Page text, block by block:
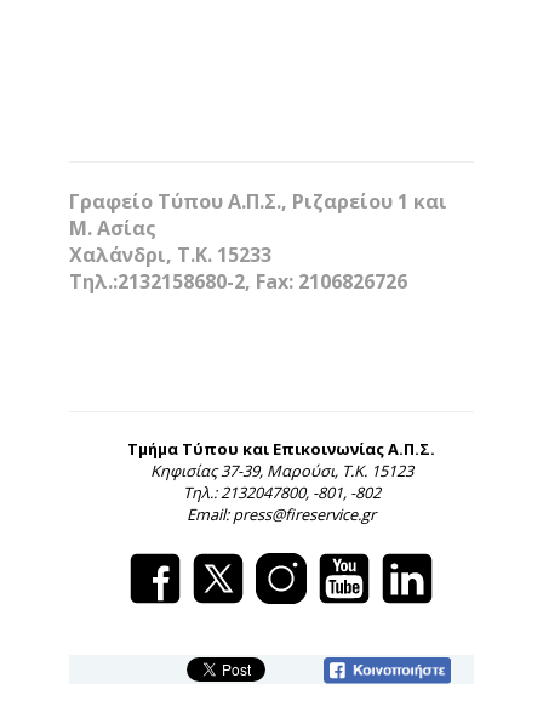
Γραφείο Τύπου Α.Π.Σ., Ριζαρείου 1 και
Μ. Ασίας
Χαλάνδρι, Τ.Κ. 15233
Τηλ.:2132158680-2, Fax: 2106826726
Τμήμα Τύπου και Επικοινωνίας Α.Π.Σ.
Κηφισίας 37-39, Μαρούσι, Τ.Κ. 15123
Τηλ.: 2132047800, -801, -802
Email: press@fireservice.gr